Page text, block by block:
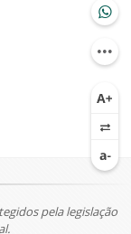
pela legislação